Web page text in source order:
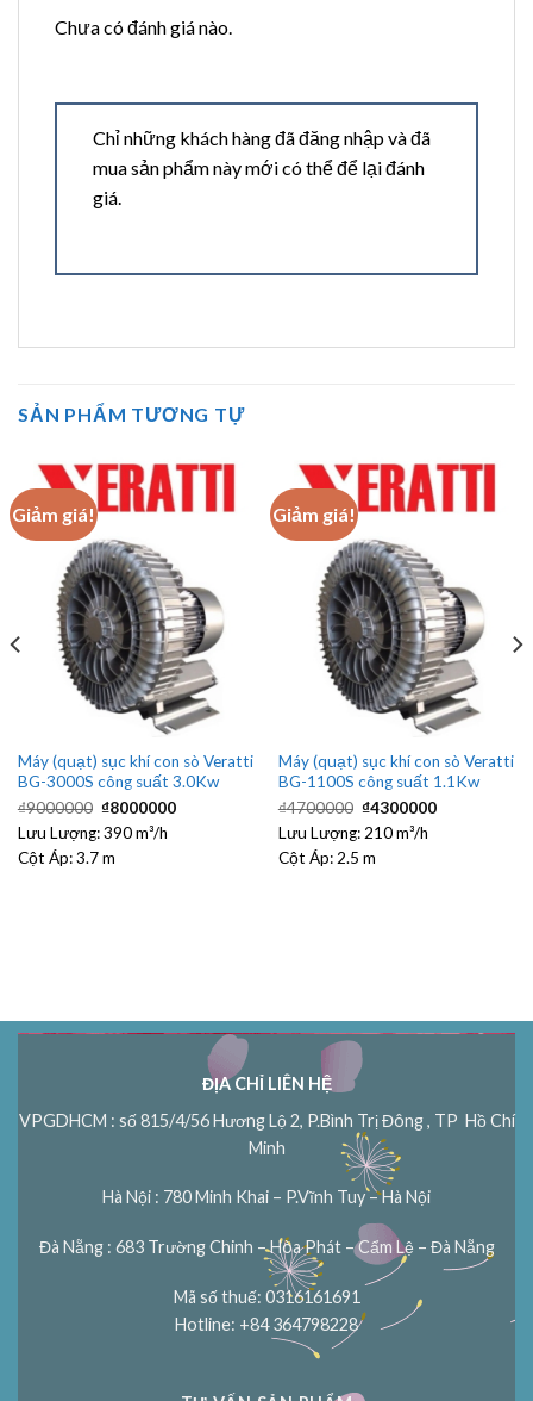
Chưa có đánh giá nào.
Chỉ những khách hàng đã đăng nhập và đã
mua sản phẩm này mới có thể để lại đánh
giá.
SẢN PHẨM TƯƠNG TỰ
Giảm giá!
Máy (quạt) sục khí con sò Veratti
BG-3000S công suất 3.0Kw
₫9000000 Giá
gốc
là:
₫8000000Giá
hiện
Lưu Lượng:390 m³/h
Cột Áp:3.7 m
Giảm giá!
Máy (quạt) sục khí con sò Veratti
BG-1100S công suất 1.1Kw
₫4700000 Giá
gốc
là:
₫4300000Giá
hiện
Lưu Lượng: 210 m³/h
Cột Áp: 2.5 m
ĐỊA CHỈ LIÊN HỆ
VPGDHCM : số 815/4/56 Hương Lộ 2, P.Bình Trị Đông , TP Hồ Chí
Minh
Hà Nội : 780 Minh Khai – P.Vĩnh Tuy – Hà Nội
Đà Nẵng : 683 Trường Chinh – Hòa Phát – Cẩm Lệ – Đà Nẵng
Mã số thuế: 0316161691
Hotline: +84 364798228